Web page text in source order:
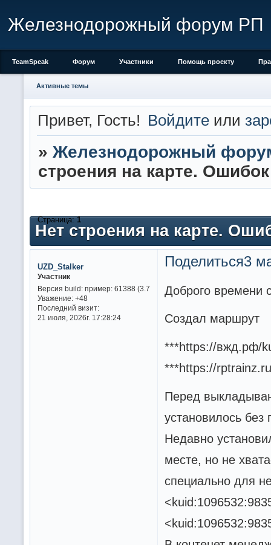
Железнодорожный форум РП
TeamSpeak Форум Участники Помощь проекту
Активные темы
Привет, Гость! Войдите или
» Железнодорожный
строения на карте.
Нет строения на карте.
Страница:1
Поделиться3
UZD_Stalker
Участник
Версия build:пример: 61388 (3.7
Уважение: +48
Последний визит:
21 июля, 2026г. 17:28:24
Доброго времени
Создал маршрут
***https://вжд.рф/
***https://
Перед
установилось без
Недавно
месте, но не
специально для